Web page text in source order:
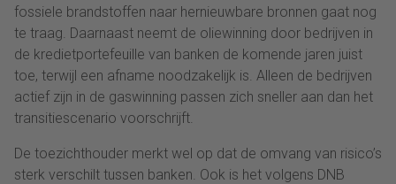
fossiele brandstoffen naar hernieuwbare bronnen gaat nog
te traag. Daarnaast neemt de oliewinning door bedrijven in
de kredietportefeuille van banken de komende jaren juist
toe, terwijl een afname noodzakelijk is. Alleen de bedrijven
actief zijn in de gaswinning passen zich sneller aan dan het
transitiescenario voorschrijft.
De toezichthouder merkt wel op dat de omvang van risico’s
sterk verschilt tussen banken. Ook is het volgens DNB